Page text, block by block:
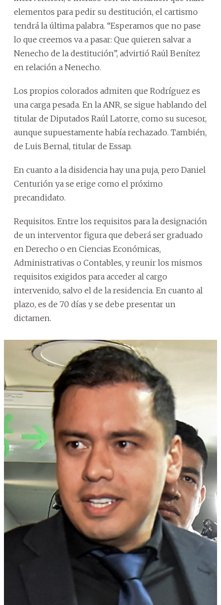
elementos para pedir su destitución, el cartismo
tendrá la última palabra. “Esperamos que no pase
lo que creemos va a pasar: Que quieren salvar a
Nenecho de la destitución”, advirtió Raúl Benítez
en relación a Nenecho.
Los propios colorados admiten que Rodríguez es
una carga pesada. En la ANR, se sigue hablando del
titular de Diputados Raúl Latorre, como su sucesor,
aunque supuestamente había rechazado. También,
de Luis Bernal, titular de Essap.
En cuanto a la disidencia hay una puja, pero Daniel
Centurión ya se erige como el próximo
precandidato.
Requisitos. Entre los requisitos para la designación
de un interventor figura que deberá ser graduado
en Derecho o en Ciencias Económicas,
Administrativas o Contables, y reunir los mismos
requisitos exigidos para acceder al cargo
intervenido, salvo el de la residencia. En cuanto al
plazo, es de 70 días y se debe presentar un
dictamen.